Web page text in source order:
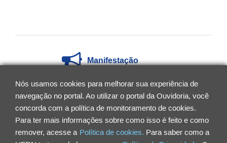
Nós usamos cookies para melhorar sua experiência de
navegação no portal. Ao utilizar o portal da Ouvidoria, você
concorda com a política de monitoramento de cookies.
Para ter mais informações sobre como isso é feito e como
remover, acesse a Política de cookies. Para saber como a
Manifestação
Dúvidas Frequentes
Documentos